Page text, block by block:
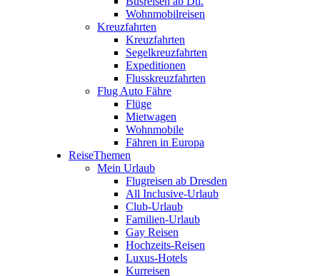
Wohnmobilreisen
Kreuzfahrten
Kreuzfahrten
Segelkreuzfahrten
Expeditionen
Flusskreuzfahrten
Flug Auto Fähre
Flüge
Mietwagen
Wohnmobile
Fähren in Europa
ReiseThemen
Mein Urlaub
Flugreisen ab Dresden
All Inclusive-Urlaub
Club-Urlaub
Familien-Urlaub
Gay Reisen
Hochzeits-Reisen
Luxus-Hotels
Kurreisen